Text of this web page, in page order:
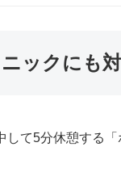
ックにも
して5分休憩する